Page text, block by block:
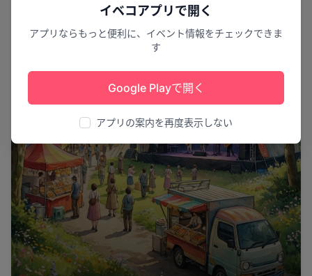
イベコアプリで開く
アプリならもっと便利に、イベント情報をチェックできま
す
Google Playで開く
アプリの案内を再度表示しない